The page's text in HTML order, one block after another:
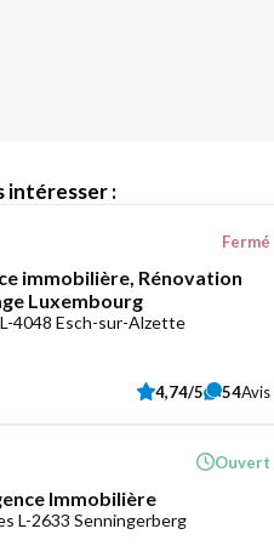
intéresser :
immobilière, Rénovation
Luxembourg
4048 Esch-sur-Alzette
Fermé
4,74/5 54Avis
Immobilière
L-2633 Senningerberg
Ouvert